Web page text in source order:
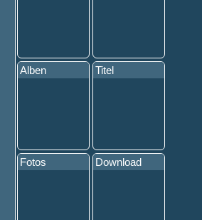
Alben Titel
Fotos Download